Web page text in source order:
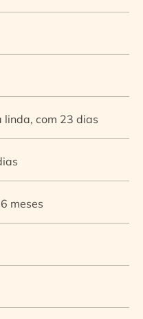
linda, com 23 dias
meses